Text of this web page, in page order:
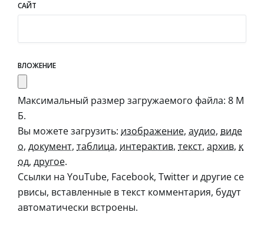
САЙТ
ВЛОЖЕНИЕ
Максимальный размер загружаемого файла: 8 М
Б.
Вы можете загрузить: изображение, аудио, виде
о, документ, таблица, интерактив, текст, архив, к
од, другое.
Ссылки на YouTube, Facebook, Twitter и другие се
рвисы, вставленные в текст комментария, будут
автоматически встроены.